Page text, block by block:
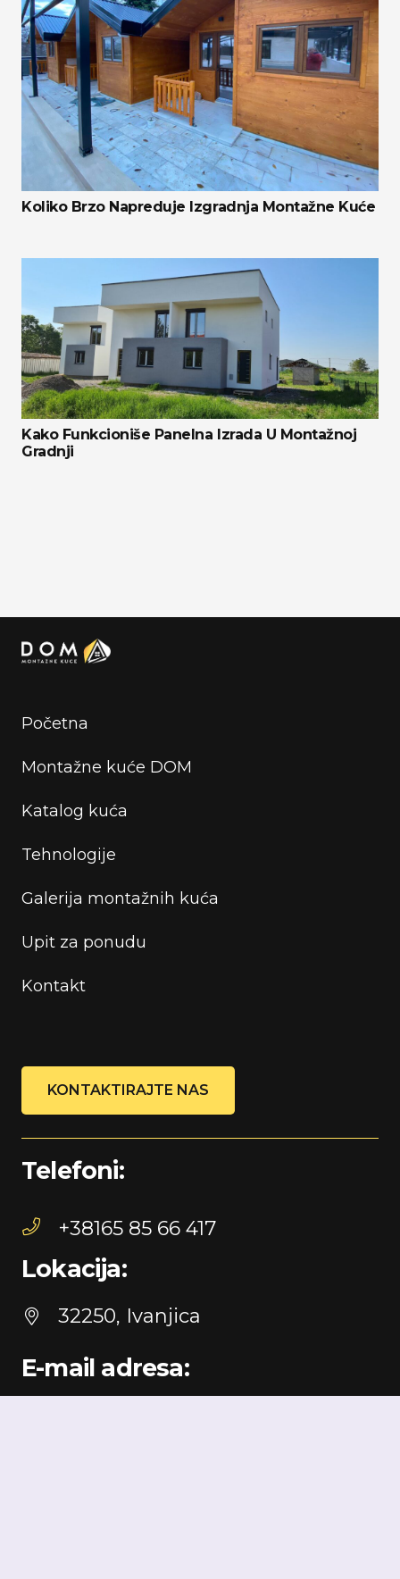
Koliko Brzo Napreduje Izgradnja Montažne Kuće
Kako Funkcioniše Panelna Izrada U Montažnoj
Gradnji
Početna
Montažne kuće DOM
Katalog kuća
Tehnologije
Galerija montažnih kuća
Upit za ponudu
Kontakt
KONTAKTIRAJTE NAS
Telefoni:
+38165 85 66 417
Lokacija:
32250, Ivanjica
E-mail adresa: